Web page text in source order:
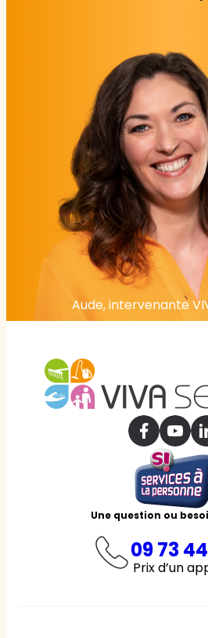
Aude, intervenante
Une question ou
09 73
Prix d’un